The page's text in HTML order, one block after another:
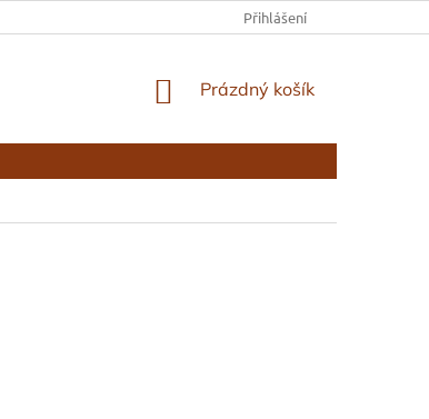
Přihlášení
NÁKUPNÍ
Prázdný košík